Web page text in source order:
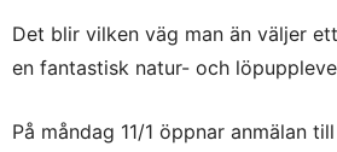
Det blir vilken väg man än väljer
en fantastisk natur- och
På måndag 11/1 öppnar anmälan